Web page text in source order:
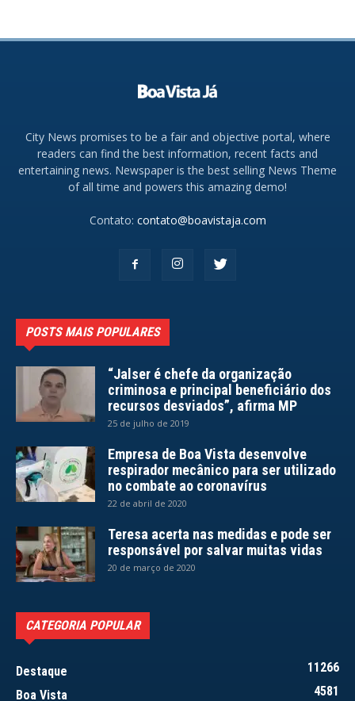
City News promises to be a fair and objective portal, where
readers can find the best information, recent facts and
entertaining news. Newspaper is the best selling News Theme
of all time and powers this amazing demo!
Contato: contato@boavistaja.com
POSTS MAIS POPULARES
“Jalser é chefe da organização
criminosa e principal beneficiário dos
recursos desviados”, afirma MP
25 de julho de 2019
Empresa de Boa Vista desenvolve
respirador mecânico para ser utilizado
no combate ao coronavírus
22 de abril de 2020
Teresa acerta nas medidas e pode ser
responsável por salvar muitas vidas
20 de março de 2020
CATEGORIA POPULAR
Destaque
11266
Boa Vista
4581